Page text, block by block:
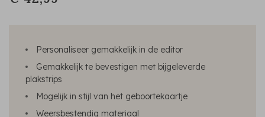
Personaliseer gemakkelijk in de editor
Gemakkelijk te bevestigen met bijgeleverde
plakstrips
Mogelijk in stijl van het geboortekaartje
Weersbestendig materiaal